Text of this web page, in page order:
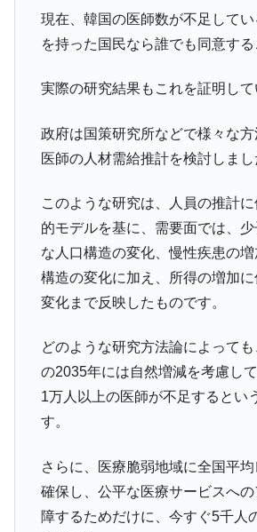
現在、韓国の医師数が不足して
を持った国民なら誰でも同意する
実際の研究結果もこれを証明して
政府は国策研究所などで様々な
医師の人材需給推計を検討しまし
このような研究は、人員の推計
的モデルを基に、需要面では、少
な人口構造の変化、慢性疾患の
構造の変化に加え、所得の増加
変化まで反映したものです。
どのような研究方法論によって
の2035年には自然増減を考慮し
1万人以上の医師が不足するとい
す。
さらに、医療脆弱地域に全国平
確保し、公平な医療サービスへ
障するためだけに、今すぐ5千人